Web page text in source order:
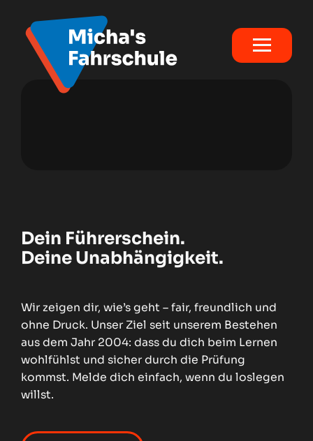
B96 – Pkw mit Anhänger bis 4.250 kg
A – Motorrad
A1 – Leichtkraftrad (bis 125 ccm)
B196 – Leichtkraftrad (bis 125 ccm)
AM – Kleinkraftrad (bis 50 ccm)
Dein Führerschein.
Deine Unabhängigkeit.
Wir zeigen dir, wie’s geht – fair, freundlich und
ohne Druck. Unser Ziel seit unserem Bestehen
aus dem Jahr 2004: dass du dich beim Lernen
wohlfühlst und sicher durch die Prüfung
kommst. Melde dich einfach, wenn du loslegen
willst.